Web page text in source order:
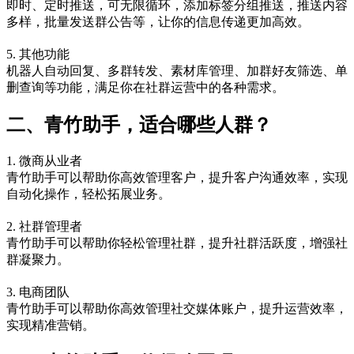
即时、定时推送，可无限循环，添加标签分组推送，推送内容
多样，批量发送群公告等，让你的信息传递更加高效。
5. 其他功能
机器人自动回复、多群转发、素材库管理、加群好友筛选、单
删查询等功能，满足你在社群运营中的各种需求。
二、青竹助手，适合哪些人群？
1. 微商从业者
青竹助手可以帮助你高效管理客户，提升客户沟通效率，实现
自动化操作，轻松拓展业务。
2. 社群管理者
青竹助手可以帮助你轻松管理社群，提升社群活跃度，增强社
群凝聚力。
3. 电商团队
青竹助手可以帮助你高效管理社交媒体账户，提升运营效率，
实现精准营销。